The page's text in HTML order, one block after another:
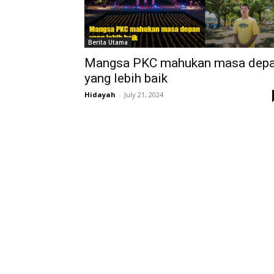
Berita Utama
Mangsa PKC mahukan masa
yang lebih baik
Hidayah - July 21, 2024